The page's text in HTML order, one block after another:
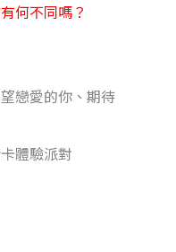
何不同嗎？
戀愛的你、期待
體驗派對